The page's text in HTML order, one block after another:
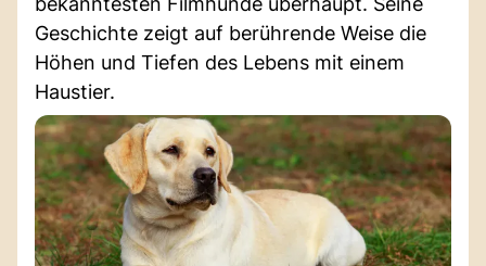
Geschichte zeigt auf berührende Weise die
Höhen und Tiefen des Lebens mit einem
Haustier.